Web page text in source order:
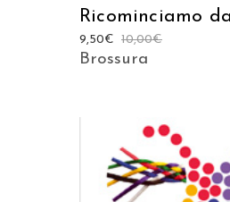
Ricominciamo
10,00€
9,50€
Brossura